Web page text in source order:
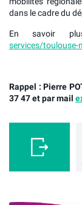
dans le cadre du
En savoir
services/
Rappel : Pierre
37 47 et par mail